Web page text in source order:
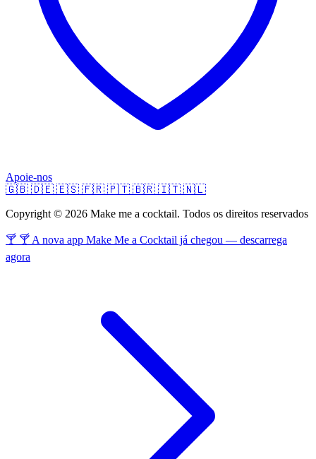
Apoie-nos
🇬🇧 🇩🇪 🇪🇸 🇫🇷 🇵🇹 🇧🇷 🇮🇹 🇳🇱
Copyright © 2026 Make me a cocktail. Todos os direitos reservados
🍸 🍸 A nova app Make Me a Cocktail já chegou — descarrega
agora